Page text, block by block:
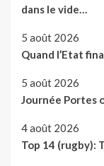
dans le vide…
5 août 2026
Quand l’Etat
5 août 2026
Journée Portes
4 août 2026
Top 14 (rugby):